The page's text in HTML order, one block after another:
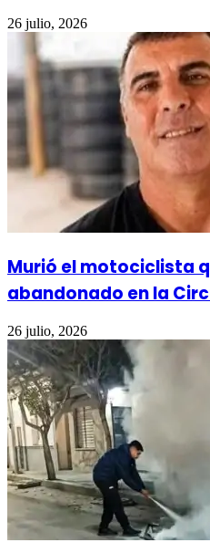
26 julio, 2026
Murió el motociclista
abandonado en la
26 julio, 2026